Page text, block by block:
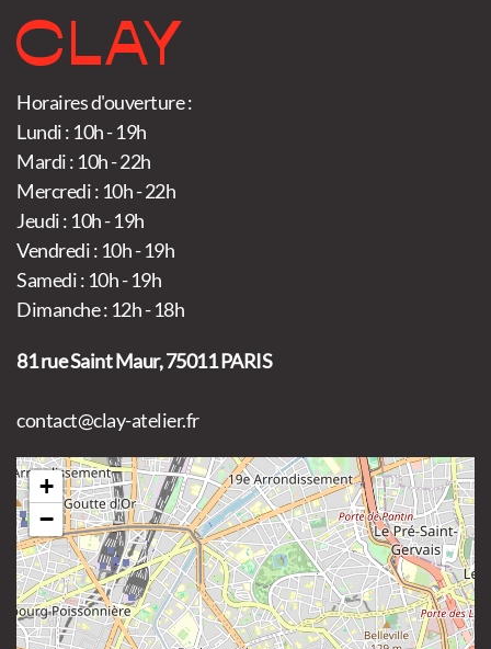
Horaires d'ouverture :
Lundi : 10h - 19h
Mardi : 10h - 22h
Mercredi : 10h - 22h
Jeudi : 10h - 19h
Vendredi : 10h - 19h
Samedi : 10h - 19h
Dimanche : 12h - 18h
81 rue Saint Maur, 75011 PARIS
contact@clay-atelier.fr
+
−